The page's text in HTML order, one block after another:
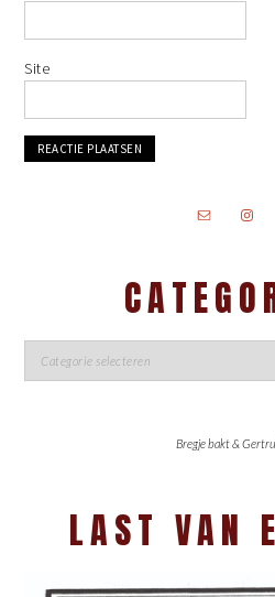
Site
Bregje bakt &
LAST VAN